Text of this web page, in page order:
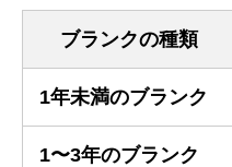
ブランクの種類
1年未満のブランク
1〜3年のブランク